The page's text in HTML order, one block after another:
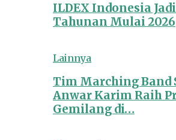
ILDEX Indonesia
Tahunan Mulai 2026
Lainnya
Tim Marching Band
Anwar Karim Raih
Gemilang di…